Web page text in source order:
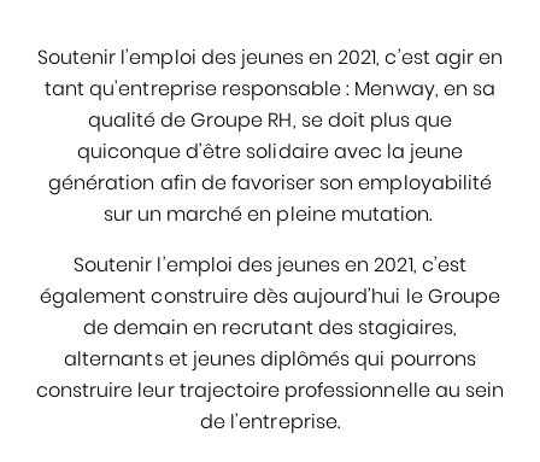
Soutenir l’emploi des jeunes en 2021, c’est agir en
tant qu’entreprise responsable : Menway, en sa
qualité de Groupe RH, se doit plus que
quiconque d’être solidaire avec la jeune
génération afin de favoriser son employabilité
sur un marché en pleine mutation.
Soutenir l’emploi des jeunes en 2021, c’est
également construire dès aujourd’hui le Groupe
de demain en recrutant des stagiaires,
alternants et jeunes diplômés qui pourrons
construire leur trajectoire professionnelle au sein
de l’entreprise.